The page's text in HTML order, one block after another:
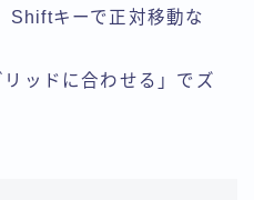
Shiftキーで正対移動な
リッドに合わせる」でズ